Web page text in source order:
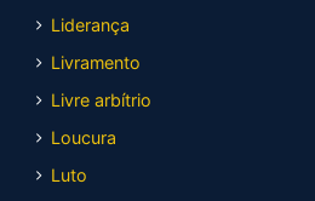
Liderança
Livramento
Livre arbítrio
Loucura
Luto